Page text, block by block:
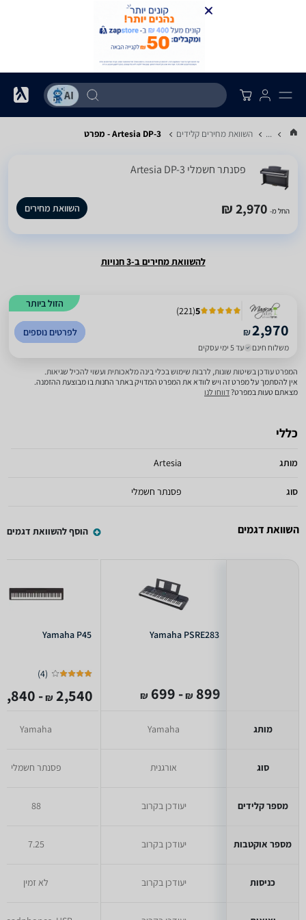
... השוואת מחירים קלידים Artesia DP-3 - מפרט
‏פסנתר חשמלי Artesia DP-3
החל מ- 2,970 ₪ השוואת מחירים
להשוואת מחירים ב-3 חנויות
הזול ביותר
5
(
221
)
₪2,970
משלוח חינם עד 5 ימי עסקים
לפרטים נוספים
המפרט עודכן בשיטות שונות, לרבות שימוש בכלי בינה מלאכותית ועשוי להכיל שגיאות.
אין להסתמך על מפרט זה ויש לוודא את המפרט המדויק באתר החנות בו מבוצעת ההזמנה.
מצאתם טעות במפרט?דווחו לנו
כללי
מותג Artesia
סוג פסנתר חשמלי
השוואת דגמים הוסף להשוואת דגמים
מותג
סוג
מספר קלידים
מספר אוקטבות
כניסות
Yamaha PSRE283
899
₪
- 699
₪
Yamaha
אורגנית
יעודכן בקרוב
יעודכן בקרוב
יעודכן בקרוב
Yamaha P45
(
4
)
2,540
₪
- 1,840
Yamaha
פסנתר חשמלי
88
7.25
לא זמין